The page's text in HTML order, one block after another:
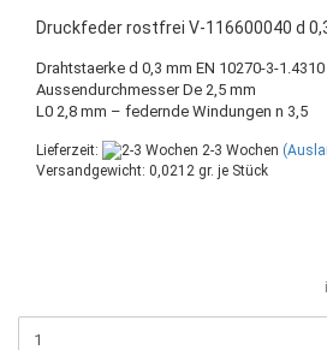
Druckfeder rostfrei V-116600040 d
Drahtstaerke d 0,3 mm EN 10270-3-
Aussendurchmesser De 2,5 mm
L0 2,8 mm – federnde Windungen n 3,5
Lieferzeit: 2-3 Wochen
Versandgewicht: 0,0212 gr. je Stück